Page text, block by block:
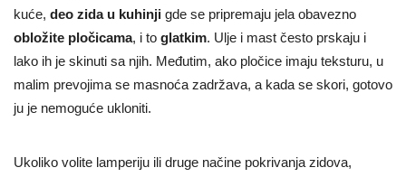
kuće, deo zida u kuhinji gde se pripremaju jela obavezno
obložite pločicama, i to glatkim. Ulje i mast često prskaju i
lako ih je skinuti sa njih. Međutim, ako pločice imaju teksturu, u
malim prevojima se masnoća zadržava, a kada se skori, gotovo
ju je nemoguće ukloniti.
Ukoliko volite lamperiju ili druge načine pokrivanja zidova,